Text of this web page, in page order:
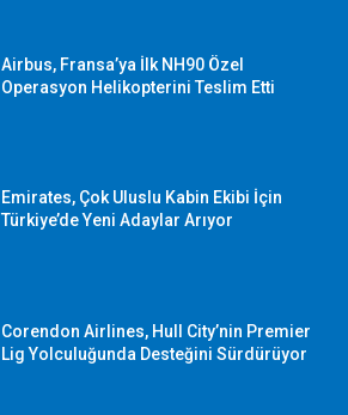
Airbus, Fransa’ya İlk NH90 Özel
Operasyon Helikopterini Teslim Etti
Emirates, Çok Uluslu Kabin Ekibi İçin
Türkiye’de Yeni Adaylar Arıyor
Corendon Airlines, Hull City’nin Premier
Lig Yolculuğunda Desteğini Sürdürüyor